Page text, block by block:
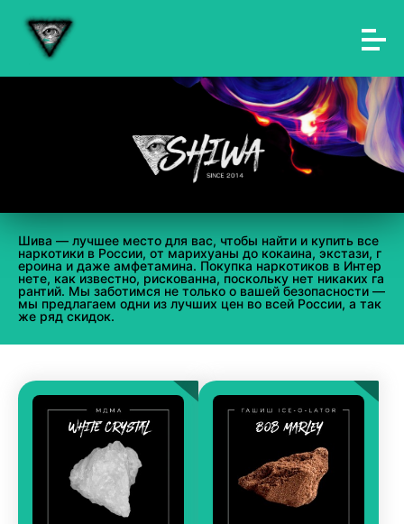
Шива — лучшее место для вас, чтобы найти и купить все
наркотики в России, от марихуаны до кокаина, экстази, г
ероина и даже амфетамина. Покупка наркотиков в Интер
нете, как известно, рискованна, поскольку нет никаких га
рантий. Мы заботимся не только о вашей безопасности —
мы предлагаем одни из лучших цен во всей России, а так
же ряд скидок.